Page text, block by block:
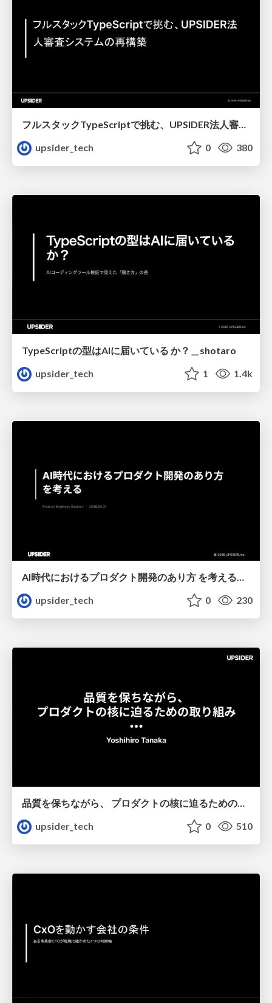
フルスタックTypeScriptで挑む、UPSIDER法人審査システムの再構築＿Mitomi
upsider_tech
0 380
TypeScriptの型はAIに届いている か？＿shotaro
upsider_tech
1 1.4k
upsider_tech
0 230
品質を保ちながら、 プロダクトの核に迫るための取り組み_Tanaka Yoshihiro
upsider_tech
0 510